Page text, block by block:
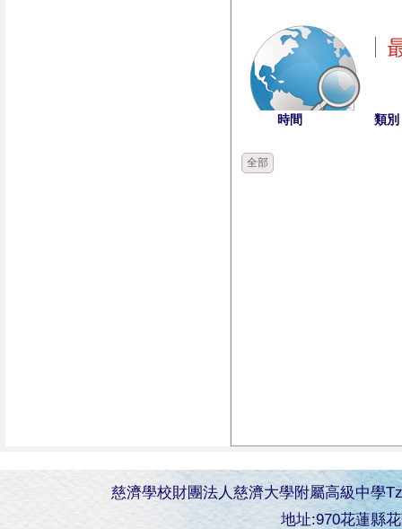
時間 類別
全部
慈濟學校財團法人慈濟大學附屬高級中學
地址:970花蓮縣